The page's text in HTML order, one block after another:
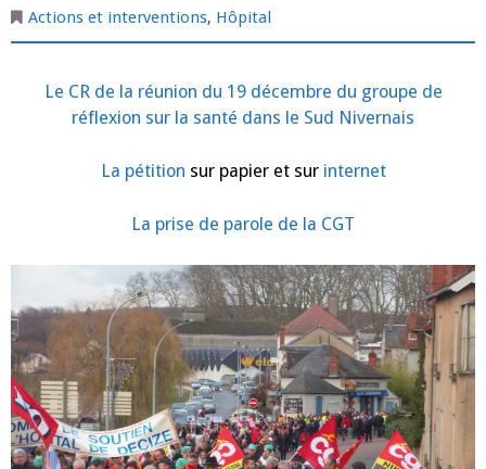
:
800
à
pour
défendre
l’hôpital
janvier
Actions et interventions, Hôpital
Le CR de la réunion du 19 décembre du groupe de
réflexion sur la santé dans le Sud Nivernais
La pétition sur papier et sur internet
La prise de parole de la CGT